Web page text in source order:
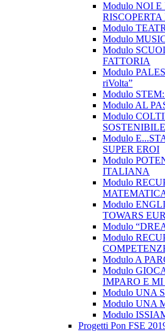
Modulo NOI
Modulo
Modulo
Modulo
FATTORIA
Modulo
riVolta”
Modulo
Modulo AL
Modulo
SOSTENIBILE
Modulo
SUPER EROI
Modulo
ITALIANA
Modulo
Modulo
TOWARS
Modulo
Modulo
Modulo A
Modulo
IMPARO E
Modulo UNA
Modulo UNA
Modulo
Progetti Pon FSE